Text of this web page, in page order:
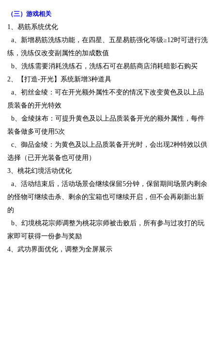
（三）游戏相关
1、易筋系统优化
a、新增易筋洗练功能，在四星、五星易筋强化等级≥12时可进行洗
练，洗练仅改变副属性的加成数值
b、洗练需要消耗洗练石，洗练石可在易筋商店消耗暗影石购买
2、【打造-开光】系统新增3种道具
a、初丝金绫：可在开光额外属性不变的情况下改变黄色及以上品
质装备的开光特效
b、金绫抹布：可提升黄色及以上品质装备开光的额外属性，每件
装备做多可使用5次
c、御品金绫：为黄色及以上品质装备开光时，会出现2种特效以供
选择（已开光装备也可使用）
3、桃花幻境活动优化
a、活动结束后，活动场景会继续保留5分钟，保留期间场景内剩余
的怪物可继续击杀、剩余的宝箱也可继续开启，但不会再刷新出新
的
b、幻境桃花宗师调整为桃花宗师被击败后，所有参与过攻打的玩
家即可获得一份参与奖励
4、武功界面优化，调整为全屏展示